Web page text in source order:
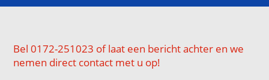
Bel 0172-251023 of laat een bericht achter en we
nemen direct contact met u op!